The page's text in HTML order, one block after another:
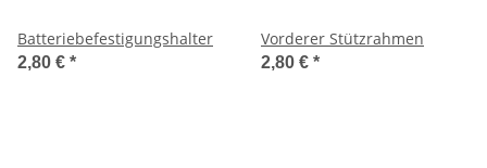
Batteriebefestigungshalter
2,80 € *
Vorderer Stützrahmen
2,80 € *